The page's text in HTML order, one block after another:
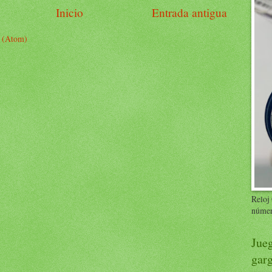
Entrada antigua
Inicio
(Atom)
Reloj